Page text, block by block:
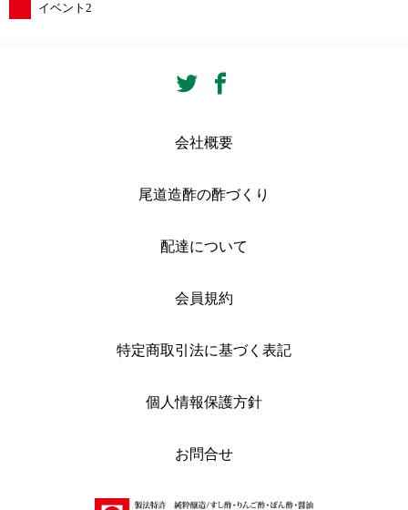
イベント2
会社概要
尾道造酢の酢づくり
配達について
会員規約
特定商取引法に基づく表記
個人情報保護方針
お問合せ